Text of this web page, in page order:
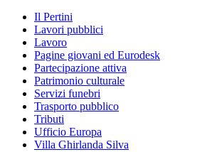
Il Pertini
Lavori pubblici
Lavoro
Pagine giovani ed Eurodesk
Partecipazione attiva
Patrimonio culturale
Servizi funebri
Trasporto pubblico
Tributi
Ufficio Europa
Villa Ghirlanda Silva